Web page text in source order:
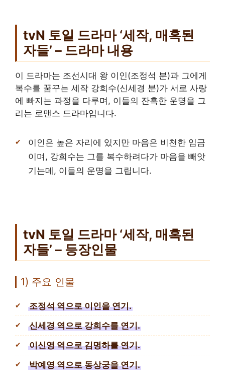
tvN 토일 드라마 ‘세작, 매혹된
자들’ – 드라마 내용
이 드라마는 조선시대 왕 이인(조정석 분)과 그에게
복수를 꿈꾸는 세작 강희수(신세경 분)가 서로 사랑
에 빠지는 과정을 다루며, 이들의 잔혹한 운명을 그
리는 로맨스 드라마입니다.
이인은 높은 자리에 있지만 마음은 비천한 임금
이며, 강희수는 그를 복수하려다가 마음을 빼앗
기는데, 이들의 운명을 그립니다.
tvN 토일 드라마 ‘세작, 매혹된
자들’ – 등장인물
1) 주요 인물
조정석 역으로 이인을 연기.
신세경 역으로 강희수를 연기.
이신영 역으로 김명하를 연기.
박예영 역으로 동상궁을 연기.